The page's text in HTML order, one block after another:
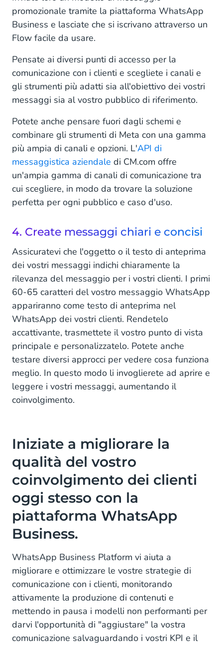
promozionale tramite la piattaforma WhatsApp
Business e lasciate che si iscrivano attraverso un
Flow facile da usare.
Pensate ai diversi punti di accesso per la
comunicazione con i clienti e scegliete i canali e
gli strumenti più adatti sia all'obiettivo dei vostri
messaggi sia al vostro pubblico di riferimento.
Potete anche pensare fuori dagli schemi e
combinare gli strumenti di Meta con una gamma
più ampia di canali e opzioni. L'API di
messaggistica aziendale di CM.com offre
un'ampia gamma di canali di comunicazione tra
cui scegliere, in modo da trovare la soluzione
perfetta per ogni pubblico e caso d'uso.
4. Create messaggi chiari e concisi
Assicuratevi che l'oggetto o il testo di anteprima
dei vostri messaggi indichi chiaramente la
rilevanza del messaggio per i vostri clienti. I primi
60-65 caratteri del vostro messaggio WhatsApp
appariranno come testo di anteprima nel
WhatsApp dei vostri clienti. Rendetelo
accattivante, trasmettete il vostro punto di vista
principale e personalizzatelo. Potete anche
testare diversi approcci per vedere cosa funziona
meglio. In questo modo li invoglierete ad aprire e
leggere i vostri messaggi, aumentando il
coinvolgimento.
Iniziate a migliorare la
qualità del vostro
coinvolgimento dei clienti
oggi stesso con la
piattaforma WhatsApp
Business.
WhatsApp Business Platform vi aiuta a
migliorare e ottimizzare le vostre strategie di
comunicazione con i clienti, monitorando
attivamente la produzione di contenuti e
mettendo in pausa i modelli non performanti per
darvi l'opportunità di "aggiustare" la vostra
comunicazione salvaguardando i vostri KPI e il